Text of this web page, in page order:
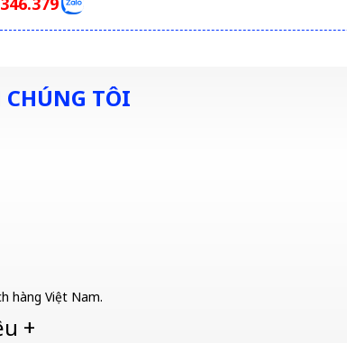
TÔI
hàng Việt Nam.
+